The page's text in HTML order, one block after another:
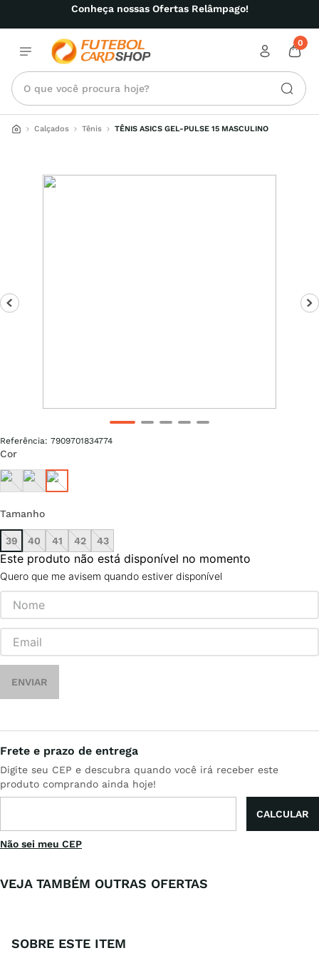
Conheça nossas Ofertas Relâmpago!
0
O que você procura hoje?
Calçados Tênis TÊNIS ASICS GEL-PULSE 15 MASCULINO
Referência: 7909701834774
Cor
Tamanho
39 40 41 42 43
Este produto não está disponível no momento
Quero que me avisem quando estiver disponível
ENVIAR
Não sei meu CEP
VEJA TAMBÉM OUTRAS OFERTAS
SOBRE ESTE ITEM